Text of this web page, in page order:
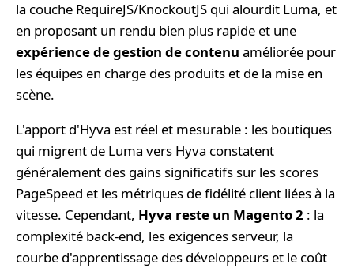
la couche RequireJS/KnockoutJS qui alourdit Luma, et
en proposant un rendu bien plus rapide et une
expérience de gestion de contenu améliorée pour
les équipes en charge des produits et de la mise en
scène.
L'apport d'Hyva est réel et mesurable : les boutiques
qui migrent de Luma vers Hyva constatent
généralement des gains significatifs sur les scores
PageSpeed et les métriques de fidélité client liées à la
vitesse. Cependant, Hyva reste un Magento 2 : la
complexité back-end, les exigences serveur, la
courbe d'apprentissage des développeurs et le coût